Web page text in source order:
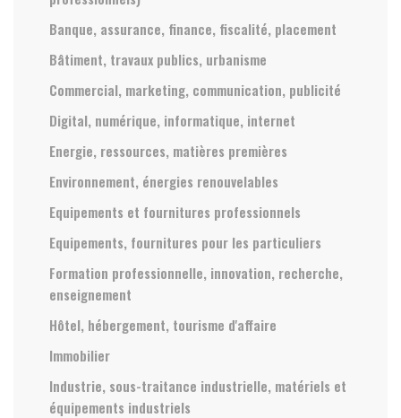
Banque, assurance, finance, fiscalité, placement
Bâtiment, travaux publics, urbanisme
Commercial, marketing, communication, publicité
Digital, numérique, informatique, internet
Energie, ressources, matières premières
Environnement, énergies renouvelables
Equipements et fournitures professionnels
Equipements, fournitures pour les particuliers
Formation professionnelle, innovation, recherche,
enseignement
Hôtel, hébergement, tourisme d'affaire
Immobilier
Industrie, sous-traitance industrielle, matériels et
équipements industriels